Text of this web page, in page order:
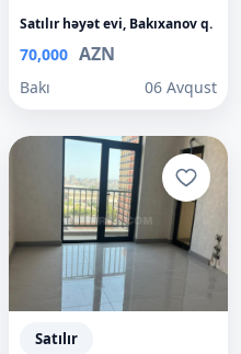
Satılır həyət evi, Bakıxanov q.
70,000 AZN
Bakı 06 Avqust
Satılır